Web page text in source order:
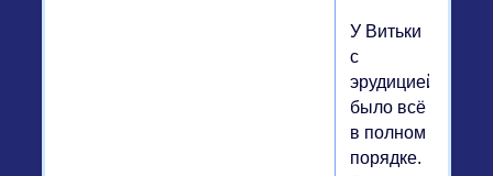
У Витьки
с
эрудицией
было всё
в полном
порядке.